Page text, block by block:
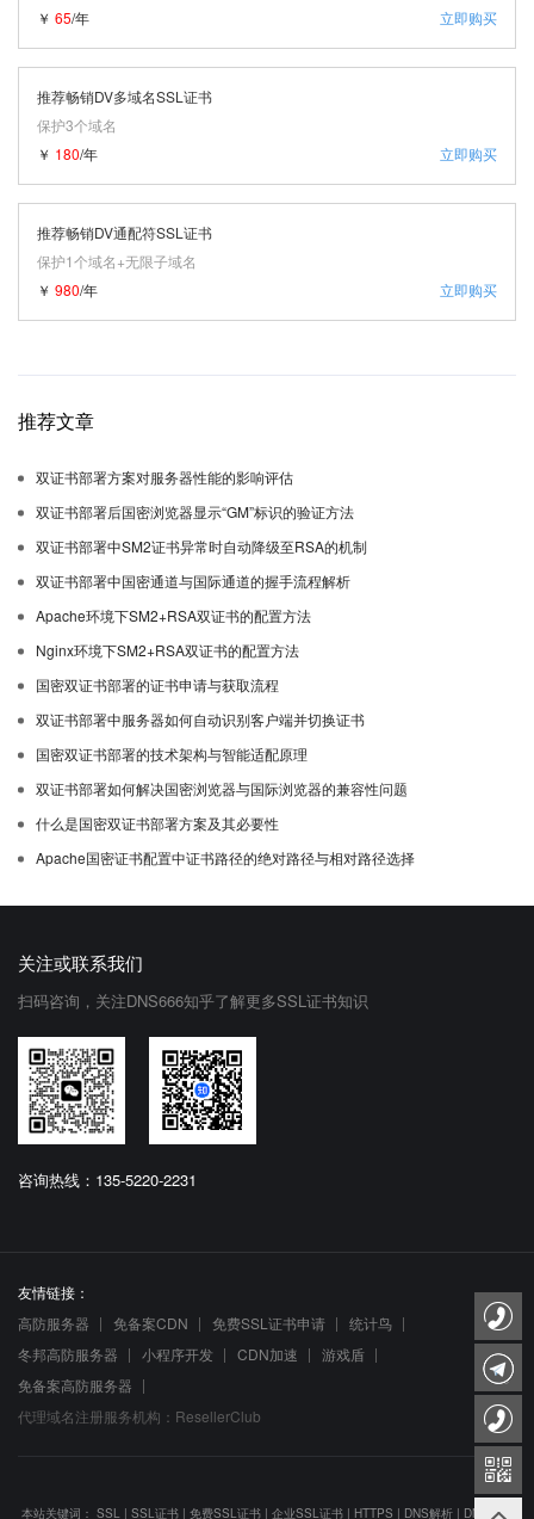
立即购买
￥ 65/年
推荐畅销DV多域名SSL证书
保护3个域名
立即购买
￥ 180/年
推荐畅销DV通配符SSL证书
保护1个域名+无限子域名
立即购买
￥ 980/年
推荐文章
双证书部署方案对服务器性能的影响评估
双证书部署后国密浏览器显示“GM”标识的验证方法
双证书部署中SM2证书异常时自动降级至RSA的机制
双证书部署中国密通道与国际通道的握手流程解析
Apache环境下SM2+RSA双证书的配置方法
Nginx环境下SM2+RSA双证书的配置方法
国密双证书部署的证书申请与获取流程
双证书部署中服务器如何自动识别客户端并切换证书
国密双证书部署的技术架构与智能适配原理
双证书部署如何解决国密浏览器与国际浏览器的兼容性问题
什么是国密双证书部署方案及其必要性
Apache国密证书配置中证书路径的绝对路径与相对路径选择
关注或联系我们
扫码咨询，关注DNS666知乎了解更多SSL证书知识
咨询热线：135-5220-2231
友情链接：
高防服务器
免备案CDN 免费SSL证书申请
统计鸟
冬邦高防服务器
小程序开发 CDN加速
游戏盾
免备案高防服务器
代理域名注册服务机构：ResellerClub
本站关键词： SSL | SSL证书 | 免费SSL证书 | 企业SSL证书 | HTTPS | DNS解析 | DNS防劫